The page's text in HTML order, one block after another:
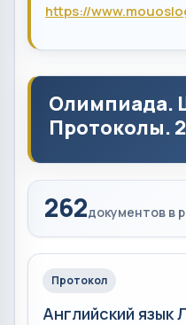
https://
Олимпиада.
Протоколы.
262документов в
Протокол
Английский язык